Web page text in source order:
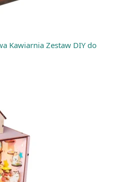
Kawiarnia Zestaw DIY do